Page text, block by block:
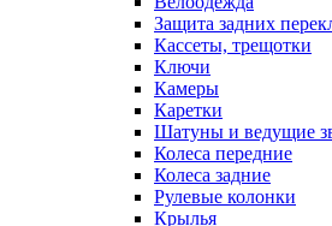
Защита задних
Кассеты, трещотки
Ключи
Камеры
Каретки
Шатуны и ведущие
Колеса передние
Колеса задние
Рулевые колонки
Крылья